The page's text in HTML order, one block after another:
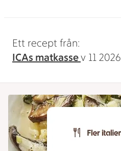
Ett recept från:
ICAs matkassev 11 2026